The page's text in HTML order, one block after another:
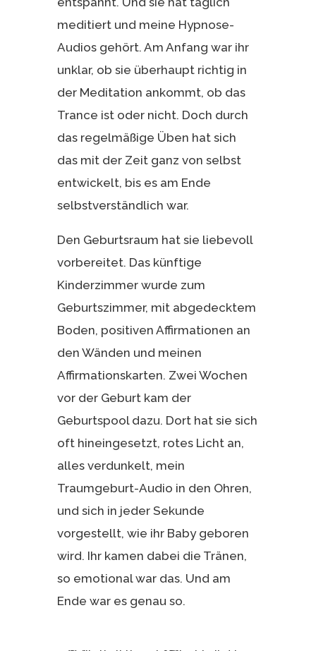
meditiert und meine Hypnose-
Audios gehört. Am Anfang war ihr
unklar, ob sie überhaupt richtig in
der Meditation ankommt, ob das
Trance ist oder nicht. Doch durch
das regelmäßige Üben hat sich
das mit der Zeit ganz von selbst
entwickelt, bis es am Ende
selbstverständlich war.
Den Geburtsraum hat sie liebevoll
vorbereitet. Das künftige
Kinderzimmer wurde zum
Geburtszimmer, mit abgedecktem
Boden, positiven Affirmationen an
den Wänden und meinen
Affirmationskarten. Zwei Wochen
vor der Geburt kam der
Geburtspool dazu. Dort hat sie sich
oft hineingesetzt, rotes Licht an,
alles verdunkelt, mein
Traumgeburt-Audio in den Ohren,
und sich in jeder Sekunde
vorgestellt, wie ihr Baby geboren
wird. Ihr kamen dabei die Tränen,
so emotional war das. Und am
Ende war es genau so.